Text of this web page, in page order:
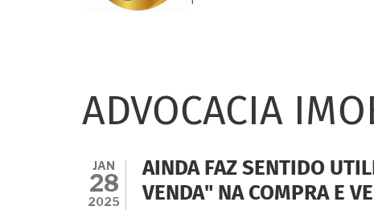
ADVOCACIA
JAN
28
2025
AINDA FAZ SENTIDO
VENDA" NA COMPRA E